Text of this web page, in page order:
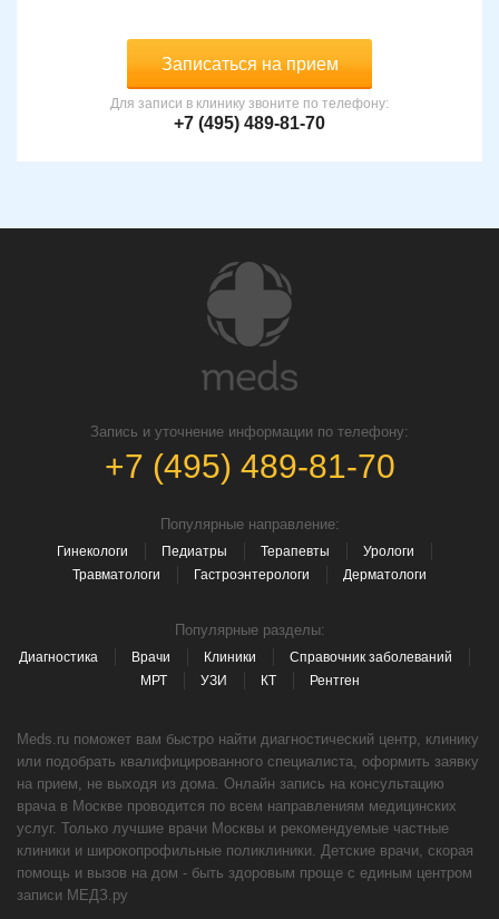
Записаться на прием
Для записи в клинику звоните по телефону:
+7 (495) 489-81-70
Запись и уточнение информации по телефону:
+7 (495) 489-81-70
Популярные направление:
Гинекологи Педиатры Терапевты
Урологи
Травматологи
Гастроэнтерологи Дерматологи
Популярные разделы:
Диагностика Врачи Клиники
Справочник заболеваний
МРТ
УЗИ КТ Рентген
Meds.ru поможет вам быстро найти диагностический центр, клинику
или подобрать квалифицированного специалиста, оформить заявку
на прием, не выходя из дома. Онлайн запись на консультацию
врача в Москве проводится по всем направлениям медицинских
услуг. Только лучшие врачи Москвы и рекомендуемые частные
клиники и широкопрофильные поликлиники. Детские врачи, скорая
помощь и вызов на дом - быть здоровым проще с единым центром
записи МЕДЗ.ру